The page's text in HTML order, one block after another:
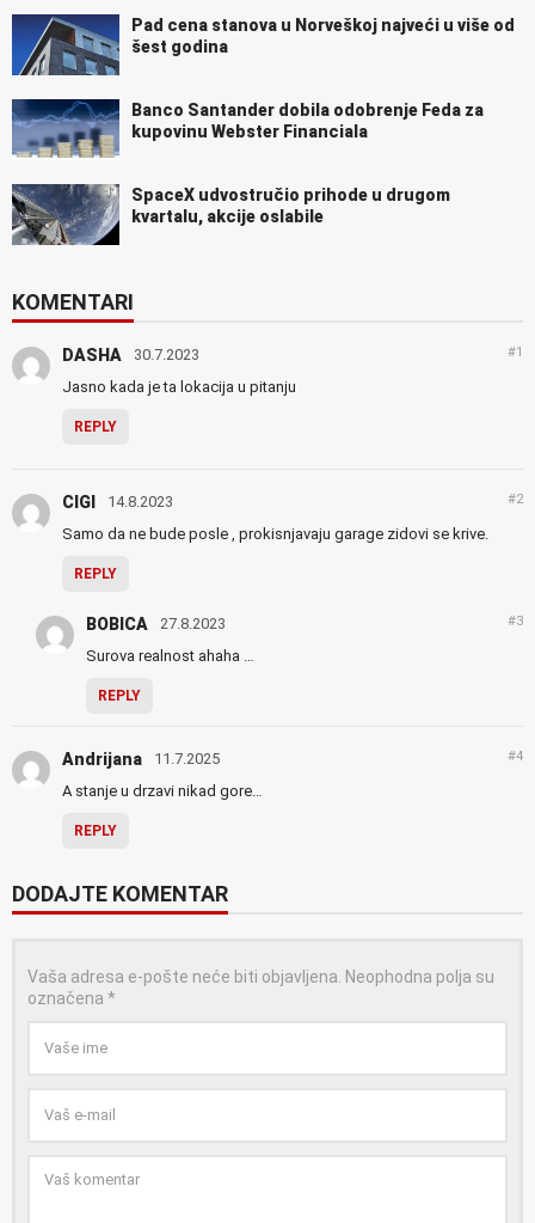
Pad cena stanova u Norveškoj najveći u više od
šest godina
Banco Santander dobila odobrenje Feda za
kupovinu Webster Financiala
SpaceX udvostručio prihode u drugom
kvartalu, akcije oslabile
KOMENTARI
DASHA 30.7.2023 #1
Jasno kada je ta lokacija u pitanju
REPLY
CIGI 14.8.2023 #2
Samo da ne bude posle , prokisnjavaju garage zidovi se krive.
REPLY
BOBICA 27.8.2023 #3
Surova realnost ahaha …
REPLY
Andrijana 11.7.2025 #4
A stanje u drzavi nikad gore…
REPLY
DODAJTE KOMENTAR
Vaša adresa e-pošte neće biti objavljena. Neophodna polja su
označena *